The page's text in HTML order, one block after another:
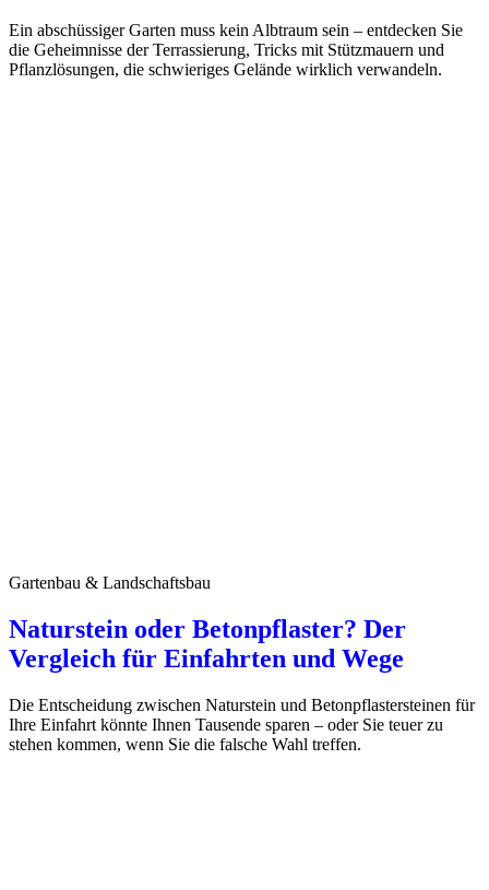
Ein abschüssiger Garten muss kein Albtraum sein – entdecken Sie
die Geheimnisse der Terrassierung, Tricks mit Stützmauern und
Pflanzlösungen, die schwieriges Gelände wirklich verwandeln.
Gartenbau & Landschaftsbau
Naturstein oder Betonpflaster? Der
Vergleich für Einfahrten und Wege
Die Entscheidung zwischen Naturstein und Betonpflastersteinen für
Ihre Einfahrt könnte Ihnen Tausende sparen – oder Sie teuer zu
stehen kommen, wenn Sie die falsche Wahl treffen.